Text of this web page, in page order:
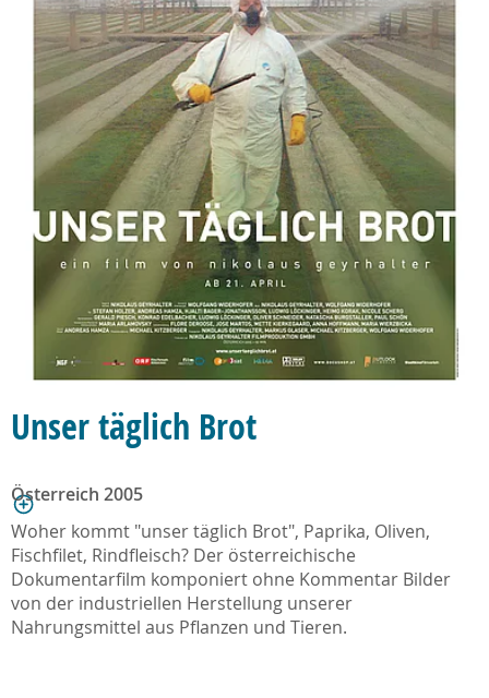
Unser täglich Brot
Österreich 2005
Woher kommt "unser täglich Brot", Paprika, Oliven,
Fischfilet, Rindfleisch? Der öster­reichische
Dokumentarfilm komponiert ohne Kommentar Bilder
von der industriellen Herstellung unserer
Nahrungsmittel aus Pflanzen und Tieren.